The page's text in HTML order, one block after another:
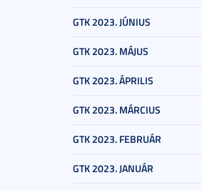
GTK 2023. JÚNIUS
GTK 2023. MÁJUS
GTK 2023. ÁPRILIS
GTK 2023. MÁRCIUS
GTK 2023. FEBRUÁR
GTK 2023. JANUÁR